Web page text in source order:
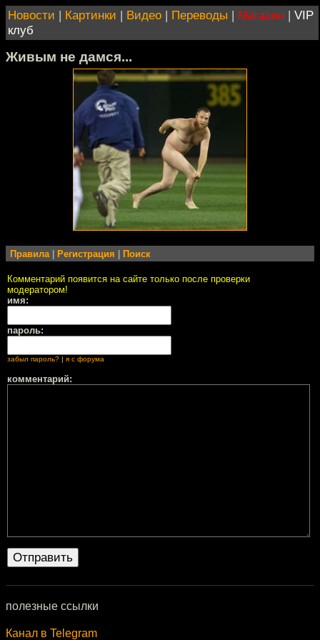
Новости | Картинки | Видео | Переводы | Магазин | VIP
клуб
Живым не дамся...
Правила Регистрация Поиск
Комментарий появится на сайте только после проверки
модератором!
имя:
пароль:
забыл пароль? | я с форума
комментарий:
полезные ссылки
Канал в Telegram